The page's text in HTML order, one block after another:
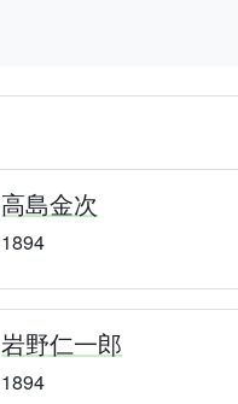
高島金次
1894
岩野仁一郎
1894